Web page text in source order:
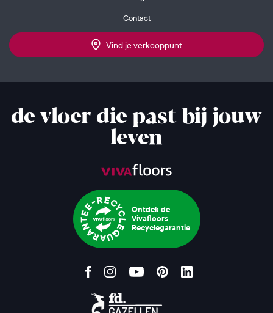
Contact
Vind je verkooppunt
de vloer die past bij jouw
leven
Ontdek de
Vivafloors
Recyclegarantie